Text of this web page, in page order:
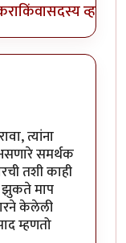
किंवासदस्य व्हा
पसरणारच साहेब
त्यांना
समर्थक
तशी काही
झुकते माप
केलेली
म्हणतो